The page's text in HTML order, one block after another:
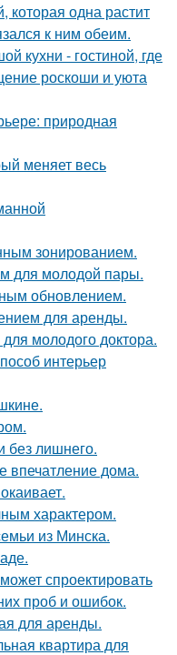
одна растит
к ним обеим.
кухни - гостиной, где
роскоши и уюта
природная
меняет весь
зонированием.
для молодой пары.
обновлением.
для аренды.
молодого доктора.
интерьер
без лишнего.
впечатление дома.
характером.
из Минска.
спроектировать
проб и ошибок.
для аренды.
квартира для